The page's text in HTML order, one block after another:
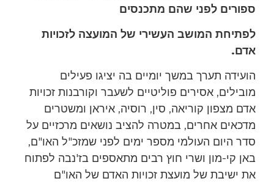
ספורים לפני שהם מתכנסים
לפתיחת המושב העשירי של המועצה לזכויות
אדם.
הועידה תערך במשך יומיים בה יציגו פעילים
מובילים, אסירים פוליטיים לשעבר וקורבנות זכויות
אדם מצפון קוריאה, סין, רוסיה, איראן ומשטרים
מדכאים אחרים, במטרה להציב נושאים מרכזיים על
סדר היום העולמי מספר ימים לפני שמזכ"ל האו"ם,
באן קי-מון ושרי חוץ רבים מתאספים בז'נבה לפתוח
את ישיבת של מועצת זכויות האדם של האו"ם